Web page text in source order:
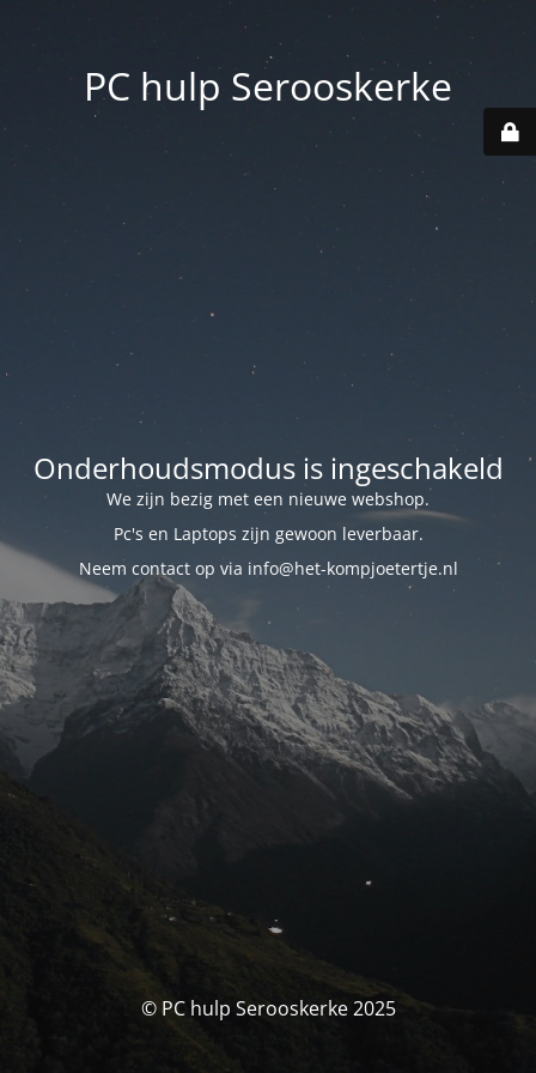
PC hulp Serooskerke
Onderhoudsmodus is ingeschakeld
We zijn bezig met een nieuwe webshop.
Pc's en Laptops zijn gewoon leverbaar.
Neem contact op via info@het-kompjoetertje.nl
© PC hulp Serooskerke 2025